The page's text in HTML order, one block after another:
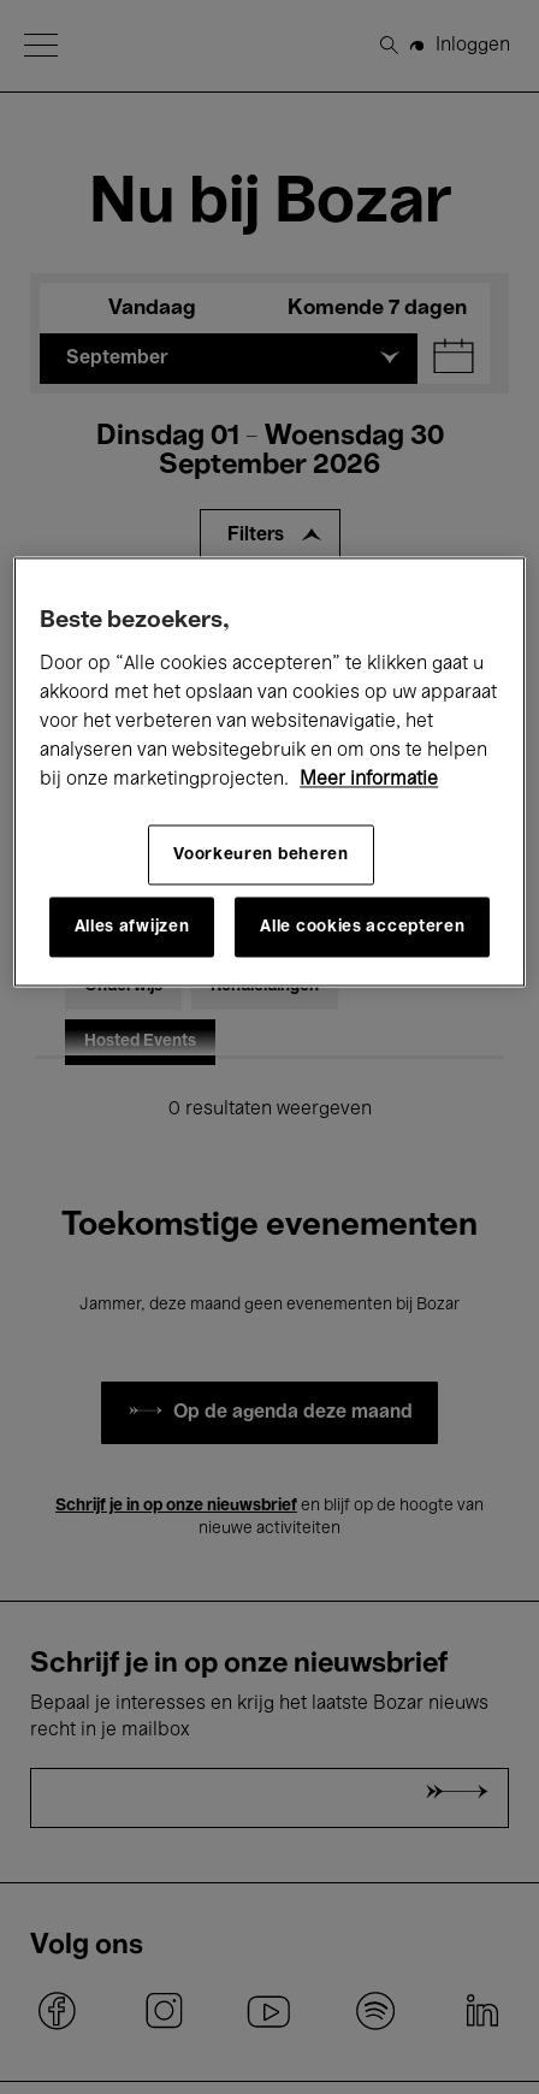
Open Menu
Zoeken
Inloggen
Nu bij Bozar
Vandaag Komende 7 dagen
September
Dinsdag 01 - Woensdag 30
September 2026
Filters
Alle evenementen
Tentoonstellingen Films
Performances Lezingen & Debatten
Jazz Klassieke Muziek Global Music
Voor iedereen Kids’ Palace
Onderwijs Rondleidingen
Hosted Events
0 resultaten weergeven
Toekomstige evenementen
Jammer, deze maand geen evenementen bij Bozar
Op de agenda deze maand
Schrijf je in op onze nieuwsbrief en blijf op de hoogte van
nieuwe activiteiten
Schrijf je in op onze nieuwsbrief
Bepaal je interesses en krijg het laatste Bozar nieuws
recht in je mailbox
Volg ons
Beste bezoekers,
Door op “Alle cookies accepteren” te klikken gaat u
akkoord met het opslaan van cookies op uw apparaat
voor het verbeteren van websitenavigatie, het
analyseren van websitegebruik en om ons te helpen
bij onze marketingprojecten.
Meer informatie
Voorkeuren beheren
Alles afwijzen Alle cookies accepteren